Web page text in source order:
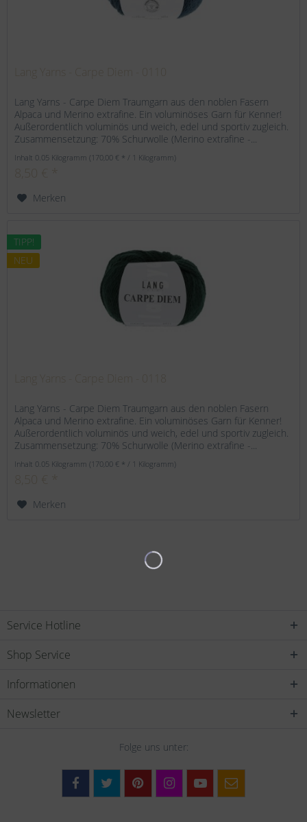
Lang Yarns - Carpe Diem Traumgarn aus den noblen Fasern
Alpaca und Merino extrafine. Ein voluminöses Garn für Kenner!
Außerordentlich voluminös und weich, edel und sportiv zugleich.
Zusammensetzung: 70% Schurwolle (Merino extrafine -...
Inhalt 0.05 Kilogramm(170,00 € * / 1 Kilogramm)
Merken
TIPP!
NEU
Lang Yarns - Carpe Diem Traumgarn aus den noblen Fasern
Alpaca und Merino extrafine. Ein voluminöses Garn für Kenner!
Außerordentlich voluminös und weich, edel und sportiv zugleich.
Zusammensetzung: 70% Schurwolle (Merino extrafine -...
Inhalt 0.05 Kilogramm(170,00 € * / 1 Kilogramm)
Merken
Service Hotline
Shop Service
Informationen
Newsletter
Folge uns unter: